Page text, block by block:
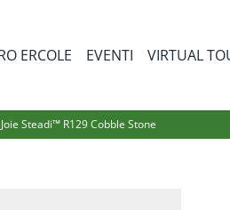
for Prodotti
ERCOLE EVENTI VIRTUAL
Steadi™ R129 Cobble Stone